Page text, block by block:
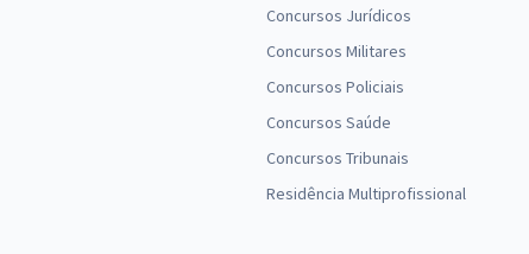
Concursos Jurídicos
Concursos Militares
Concursos Policiais
Concursos Saúde
Concursos Tribunais
Residência Multiprofissional